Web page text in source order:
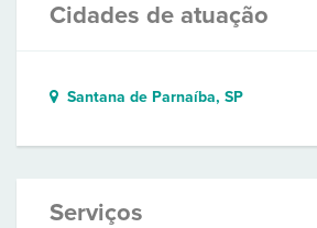
Cidades de atuação
Santana de Parnaíba, SP
Serviços